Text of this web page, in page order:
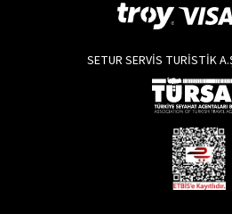
SETUR SERVİS TURİSTİK